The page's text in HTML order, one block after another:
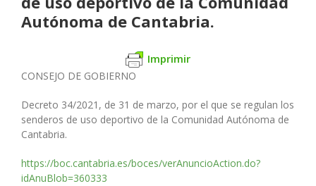
Autónoma de Cantabria.
Imprimir
CONSEJO DE GOBIERNO
Decreto 34/2021, de 31 de marzo, por el que se regulan los
senderos de uso deportivo de la Comunidad Autónoma de
Cantabria.
https://boc.cantabria.es/boces/verAnuncioAction.do?
idAnuBlob=360333